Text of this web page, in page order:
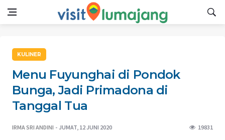
KULINER
Menu Fuyunghai di Pondok
Bunga, Jadi Primadona di
Tanggal Tua
IRMA SRI ANDINI JUMAT, 12 JUNI 2020 19831